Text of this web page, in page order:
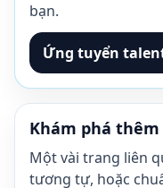
bạn.
Ứng tuyển
Khám phá
Một vài trang liên
tương tự, hoặc